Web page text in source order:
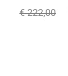
€222,00